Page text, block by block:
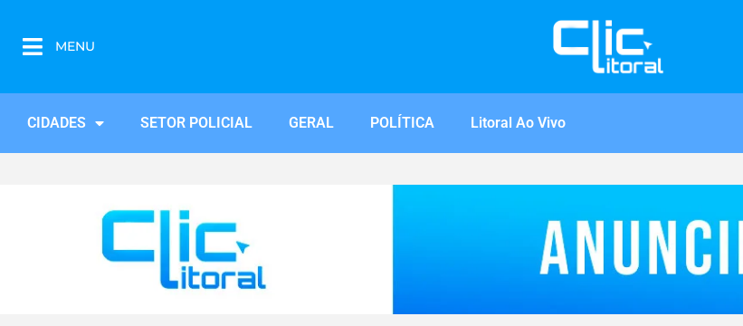
MENU
CIDADES SETOR POLICIAL GERAL POLÍTICA Litoral Ao Vivo